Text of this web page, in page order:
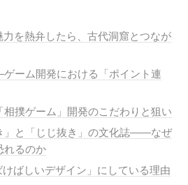
を熱弁したら、古代洞窟とつなが
ーム開発における「ポイント連
撲ゲーム」開発のこだわりと狙い
」と「じじ抜き」の文化誌——なぜ
れるのか
ばしいデザイン」にしている理由